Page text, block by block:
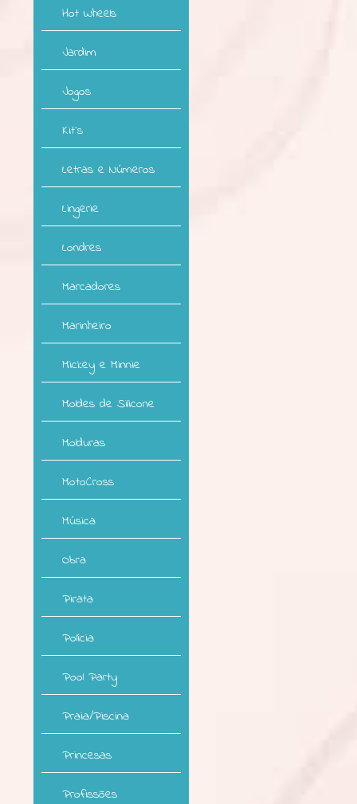
Hot Wheels
Jardim
Jogos
Kit`s
Letras e Números
Lingerie
Londres
Marcadores
Marinheiro
Mickey e Minnie
Moldes de Silicone
Molduras
MotoCross
Música
Obra
Pirata
Polícia
Pool Party
Praia/Piscina
Princesas
Profissões